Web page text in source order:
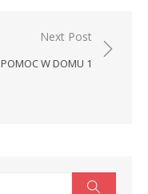
Next Post
POMOC W DOMU 1